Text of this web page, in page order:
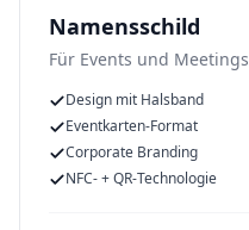
Namensschild
Für Events und Meetings
Design mit Halsband
Eventkarten-Format
Corporate Branding
NFC- + QR-Technologie